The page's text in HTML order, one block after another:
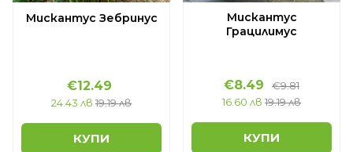
Мискантус Зебринус
€12.49
24.43 лв 19.19 лв
КУПИ
Мискантус
Грацилимус
€8.49
€9.81
16.60 лв 19.19 лв
КУПИ